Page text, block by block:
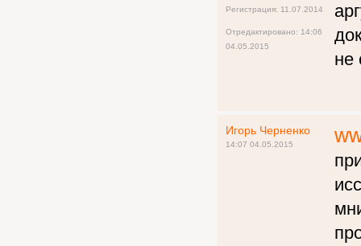
Регистрация: 11.07.2014
Отредактировано: 14:06
04.05.2015
не
Игорь Черненко
14:07 04.05.2015